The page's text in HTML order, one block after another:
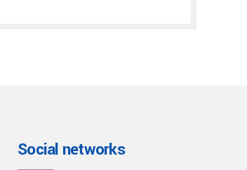
Social networks